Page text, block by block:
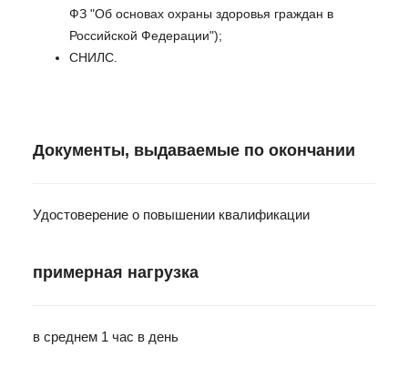
ФЗ "Об основах охраны здоровья граждан в
Российской Федерации");
СНИЛС.
Документы, выдаваемые по окончании
Удостоверение о повышении квалификации
примерная нагрузка
в среднем 1 час в день